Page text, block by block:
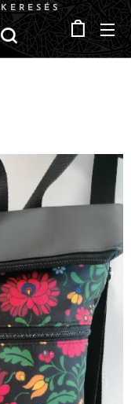
KERESÉS